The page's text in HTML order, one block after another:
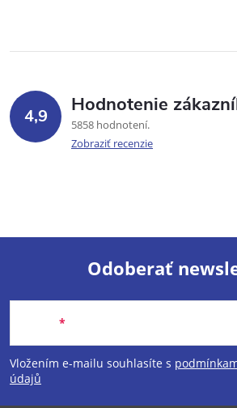
4,9 Hodnotenie
5858 hodnotení
Zobraziť recenzie
Z
á
p
Odoberať
Vložením e-mailu souhlasíte s
údajů